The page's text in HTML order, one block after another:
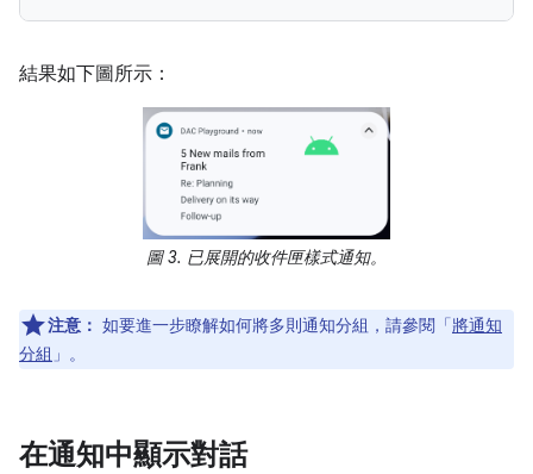
結果如下圖所示：
圖 3. 已展開的收件匣樣式通知。
注意： 如要進一步瞭解如何將多則通知分組，請參閱「將通知
分組 」。
在通知中顯示對話